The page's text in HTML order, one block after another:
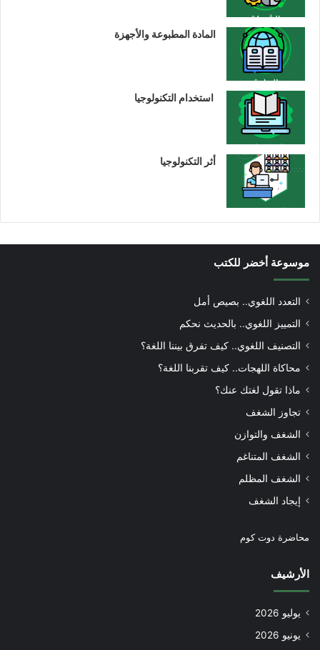
المادة المطبوعة والأجهزة
استخدام التكنولوجيا
أثر التكنولوجيا
موسوعة أخضر للكتب
التعدد اللغوي.. بصيص أمل
التمييز اللغوي.. بالحديث نحكم
التصنيف اللغوي.. كيف تفرق بيننا اللغة؟
محاكاة اللهجات.. كيف تقربنا اللغة؟
ماذا تقول لغتك عنك؟
تجاوز الشغف
الشغف والتوازن
الشغف المتناغم
الشغف المظلم
إيجاد الشغف
محاضرة دوت كوم
الأرشيف
يوليو 2026
يونيو 2026